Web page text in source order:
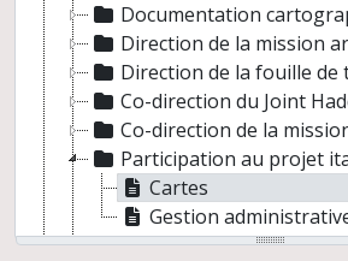
Documentation
Direction de la mission archéologique française d'Al Ain (Abou
Direction de la fouille de tumuli de l'Age du Bronze à
Co-direction du Joint Hadd Project
Co-direction de la mission "Etude du
Participation au projet italo-russo-turkmène de
Cartes
Gestion
Co-direction de la mission archéologique sur le peuplement des